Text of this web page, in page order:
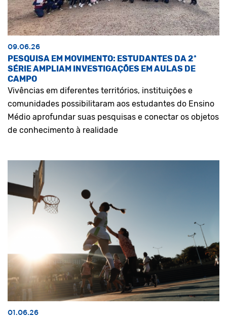
09.06.26
PESQUISA EM MOVIMENTO: ESTUDANTES DA 2ª
SÉRIE AMPLIAM INVESTIGAÇÕES EM AULAS DE
CAMPO
Vivências em diferentes territórios, instituições e
comunidades possibilitaram aos estudantes do Ensino
Médio aprofundar suas pesquisas e conectar os objetos
de conhecimento à realidade
01.06.26